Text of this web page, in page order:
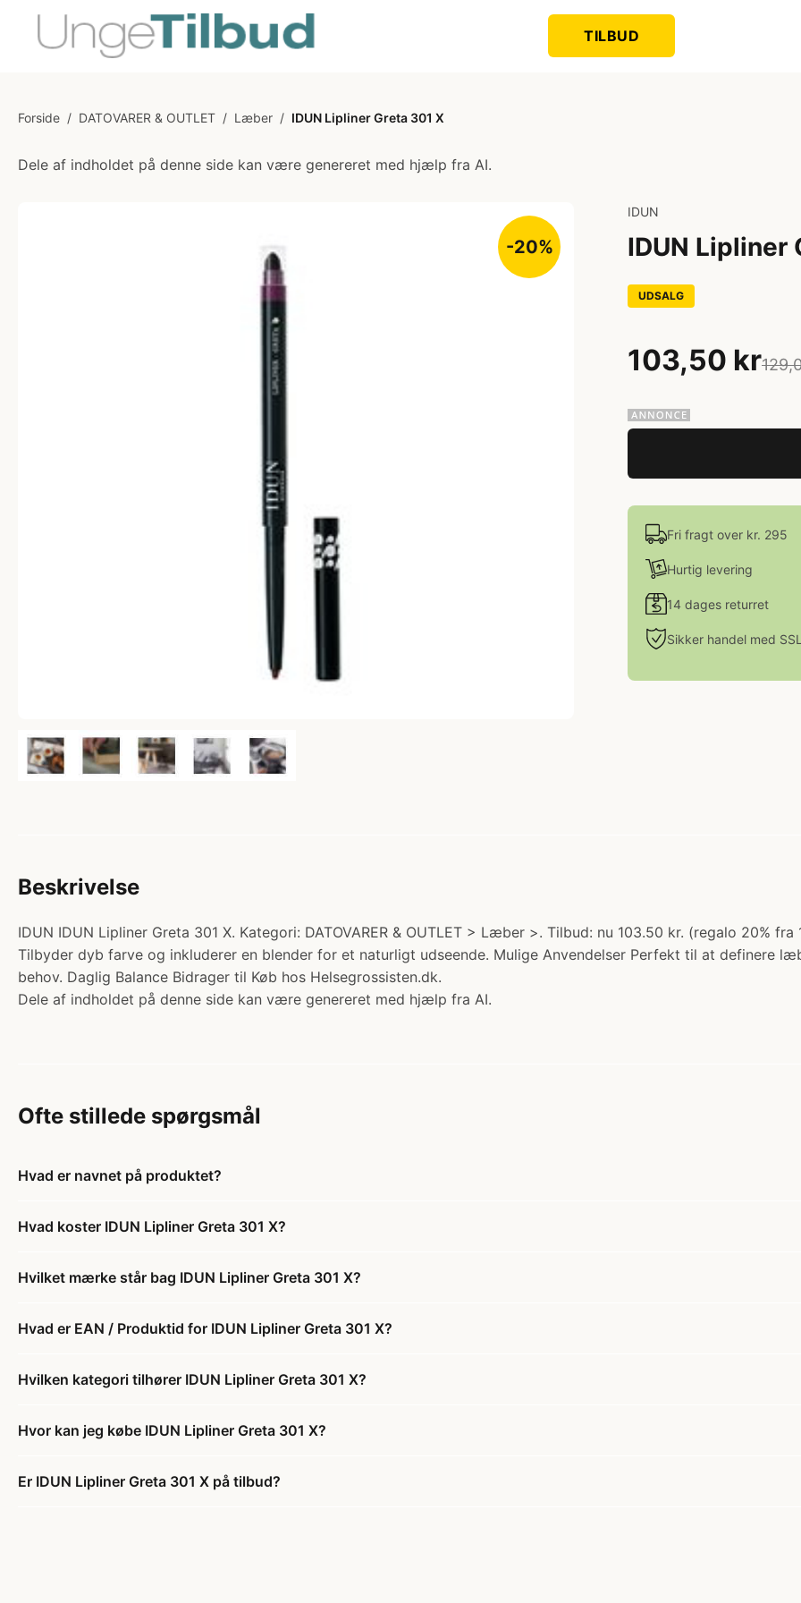
TILBUD
Forside / DATOVARER & OUTLET / Læber / IDUN Lipliner Greta 301 X
Dele af indholdet på denne side kan være genereret med hjælp fra AI.
-20%
IDUN
IDUN Lipliner
UDSALG
103,50 kr
Fri fragt over kr. 295
Hurtig levering
14 dages returret
Sikker handel med SSL
Beskrivelse
IDUN IDUN Lipliner Greta 301 X. Kategori: DATOVARER & OUTLET > Læber >. Tilbud: nu 103.50 kr. (regalo 20%
Tilbyder dyb farve og inkluderer en blender for et naturligt udseende. Mulige Anvendelser Perfekt til at definere
behov. Daglig Balance Bidrager til Køb hos Helsegrossisten.dk.
Dele af indholdet på denne side kan være genereret med hjælp fra AI.
Ofte stillede spørgsmål
Hvad er navnet på produktet?
Hvad koster IDUN Lipliner Greta 301 X?
Hvilket mærke står bag IDUN Lipliner Greta 301 X?
Hvad er EAN / Produktid for IDUN Lipliner Greta 301 X?
Hvilken kategori tilhører IDUN Lipliner Greta 301 X?
Hvor kan jeg købe IDUN Lipliner Greta 301 X?
Er IDUN Lipliner Greta 301 X på tilbud?